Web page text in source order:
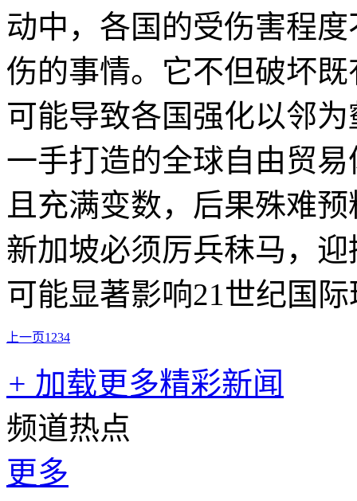
动中，各国的受伤害程
伤的事情。它不但破坏
可能导致各国强化以邻
一手打造的全球自由贸
且充满变数，后果殊难
新加坡必须厉兵秣马，
可能显著影响21世纪国
上一页1 234
+ 加载更多精彩新闻
频道热点
更多